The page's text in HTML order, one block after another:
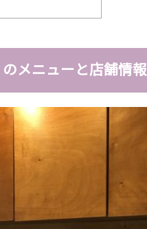
メニューと店舗情報